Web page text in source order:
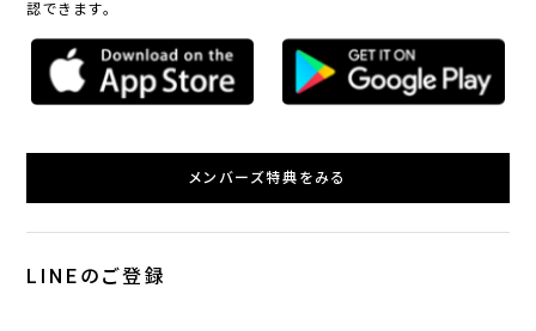
認できます。
メンバーズ特典をみる
LINEのご登録